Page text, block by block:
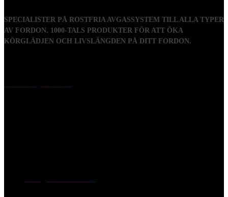
SPECIALISTER PÅ ROSTFRIA AVGASSYSTEM TILL ALLA TYPER
AV FORDON. 1000-TALS PRODUKTER FÖR ATT ÖKA
KÖRGLÄDJEN OCH LIVSLÄNGDEN PÅ DITT FORDON.